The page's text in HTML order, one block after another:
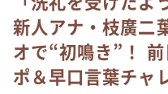
なるみ・岡村の過ぎる
相席食堂
これ余談なんですけど
新人アナ・枝廣二
オで“初鳴き”！
ポ＆早口言葉チャ